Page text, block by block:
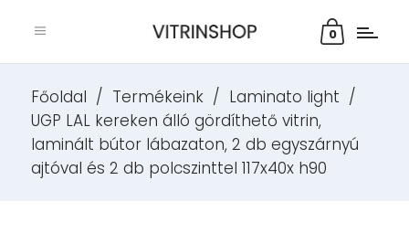
0
Főoldal / Termékeink / Laminato light /
UGP LAL kereken álló gördíthető vitrin,
laminált bútor lábazaton, 2 db egyszárnyú
ajtóval és 2 db polcszinttel 117x40x h90